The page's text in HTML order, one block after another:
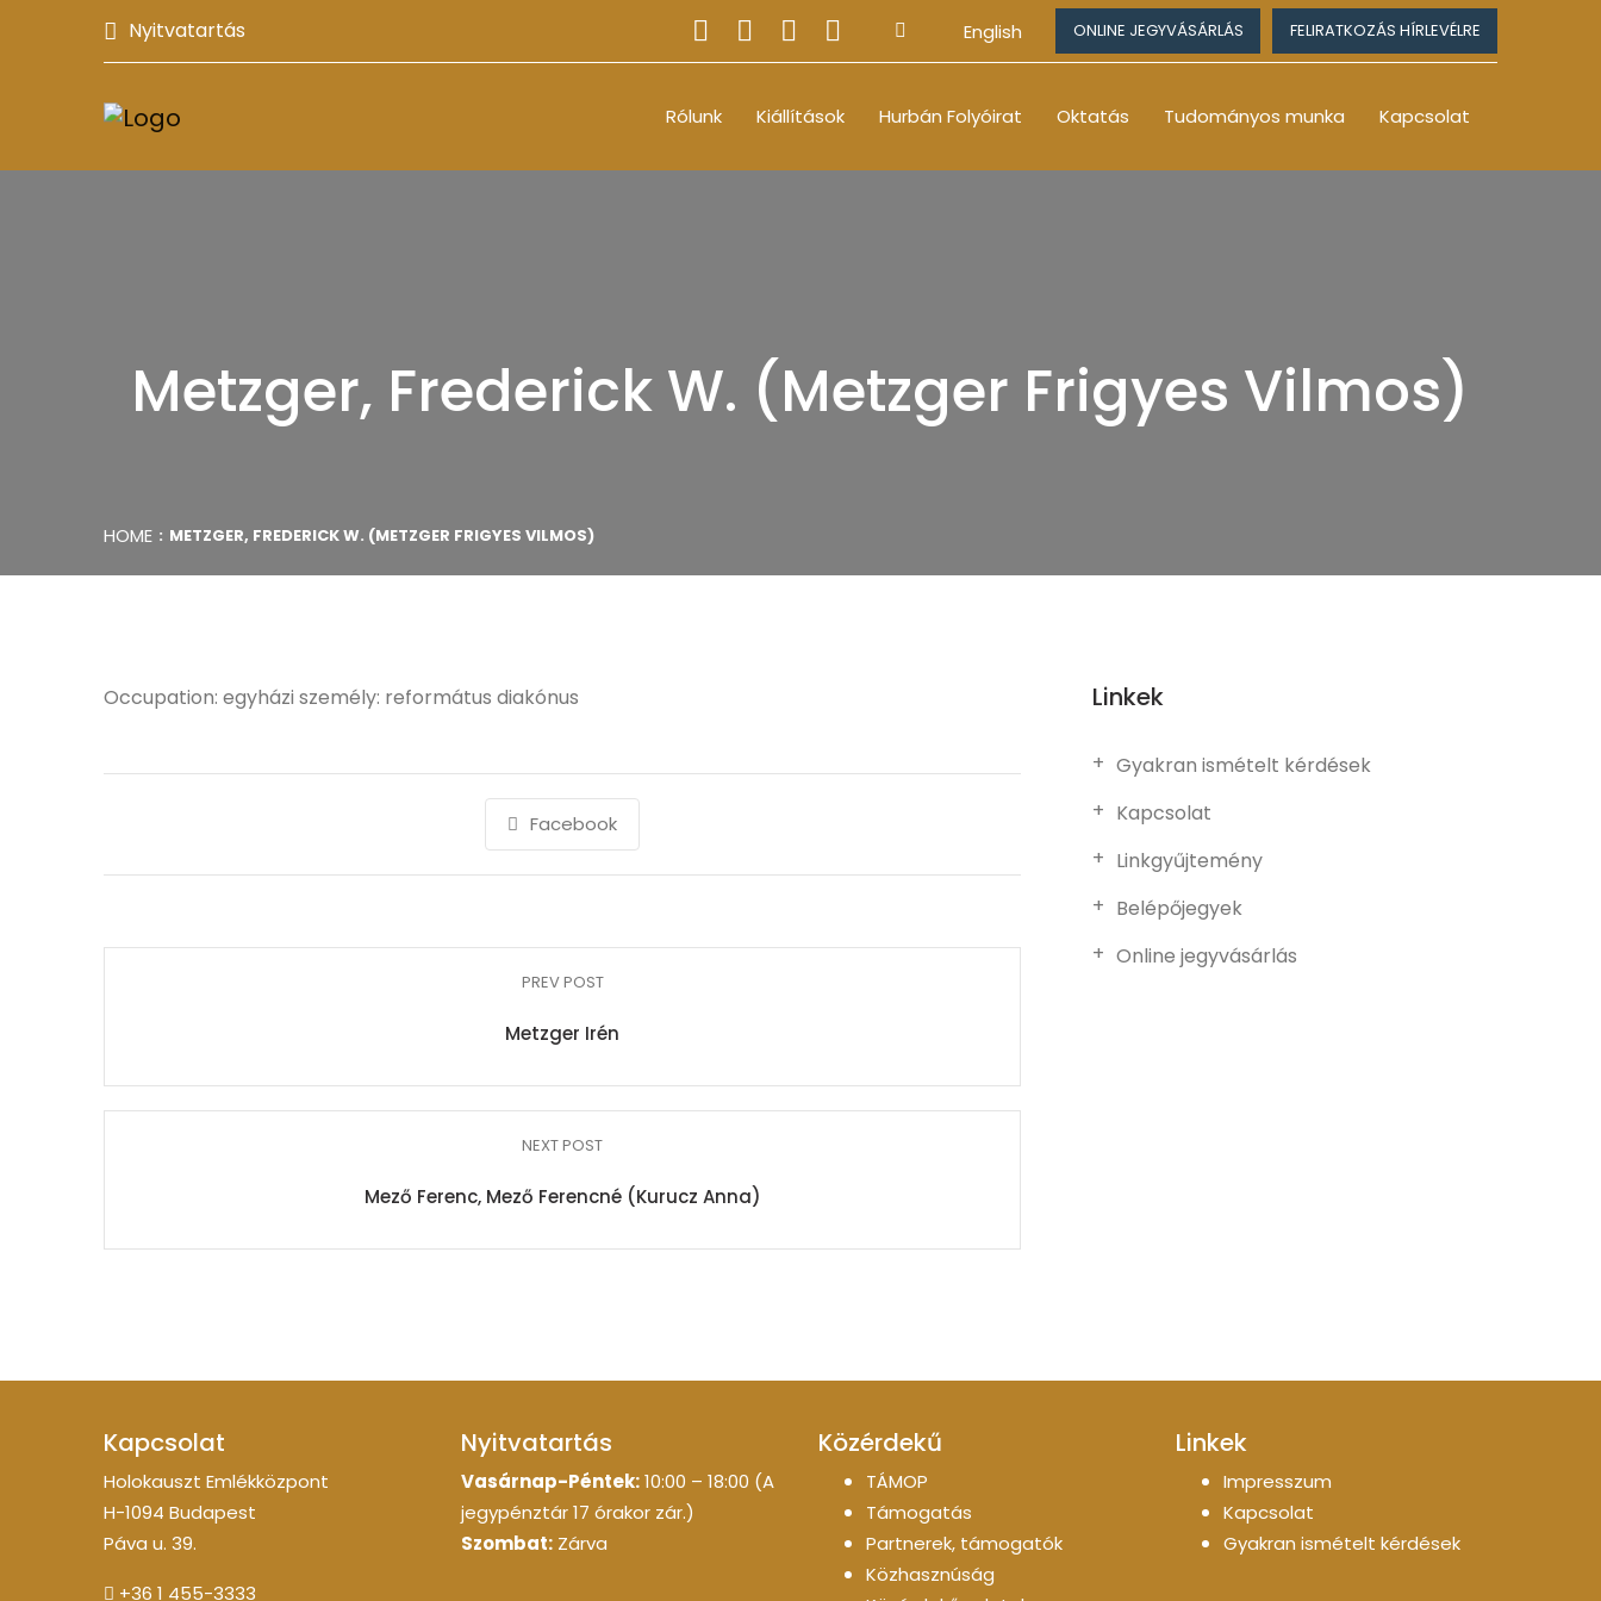
Nyitvatartás English ONLINE JEGYVÁSÁRLÁS FELIRATKOZÁS HÍRLEVÉLRE
Rólunk Kiállítások Hurbán Folyóirat Oktatás Tudományos munka Kapcsolat
Metzger, Frederick W. (Metzger Frigyes Vilmos)
HOME METZGER, FREDERICK W. (METZGER FRIGYES VILMOS)
Occupation: egyházi személy: református diakónus
Facebook
PREV POST
Metzger Irén
NEXT POST
Mező Ferenc, Mező Ferencné (Kurucz Anna)
Linkek
Gyakran ismételt kérdések
Kapcsolat
Linkgyűjtemény
Belépőjegyek
Online jegyvásárlás
Kapcsolat
Holokauszt Emlékközpont
H-1094 Budapest
Páva u. 39.
+36 1 455-3333
Nyitvatartás
Vasárnap-Péntek:10:00 – 18:00 (A
jegypénztár 17 órakor zár.)
Szombat: Zárva
Közérdekű
TÁMOP
Támogatás
Partnerek, támogatók
Közhasznúság
Linkek
Impresszum
Kapcsolat
Gyakran ismételt kérdések